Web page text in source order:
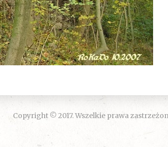
Copyright © 2017. Wszelkie prawa